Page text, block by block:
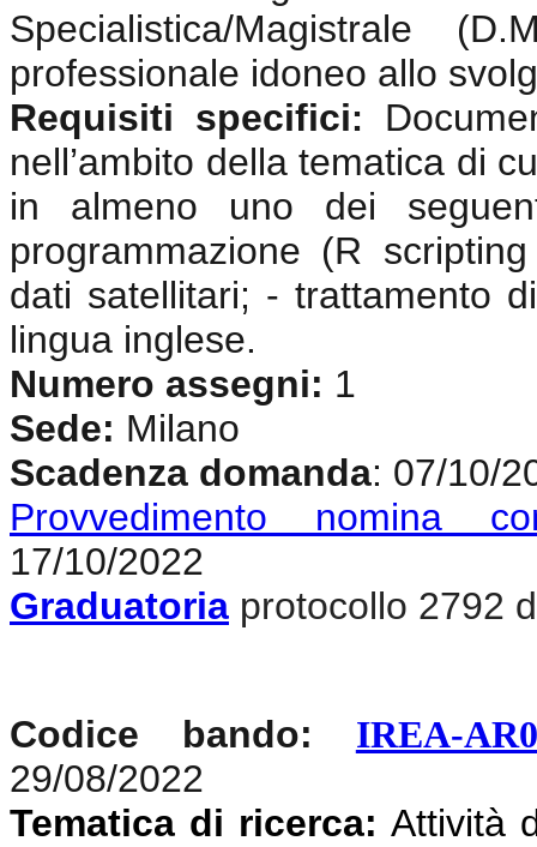
Specialistica/Magistrale
professionale idoneo allo
Requisiti specifici:
nell’ambito della tematica di
in almeno uno dei
programmazione (R
dati satellitari; - trattamento
lingua inglese.
Numero assegni: 1
Sede: Milano
Scadenza domanda: 07/10/
Provvedimento nomina
17/10/2022
Graduatoria protocollo 2792
Codice bando: IREA-
29/08/2022
Tematica di ricerca:Attività